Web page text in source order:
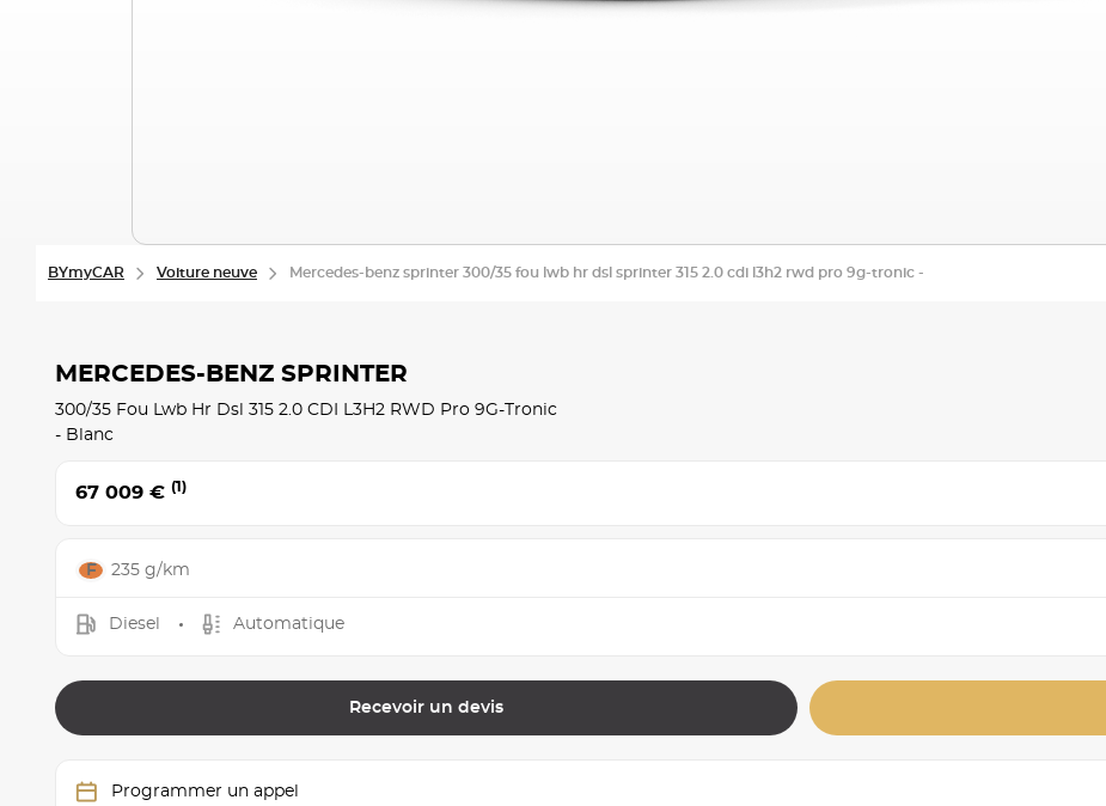
BYmyCAR Voiture neuve Mercedes-benz sprinter 300/35 fou lwb hr dsl sprinter 315 2.0 cdi l3h2 rwd pro 9g-tronic -
MERCEDES-BENZ SPRINTER
300/35 Fou Lwb Hr Dsl 315 2.0 CDI L3H2 RWD Pro 9G-Tronic
- Blanc
67 009 € (1)
235 g/km
Diesel Automatique
Recevoir un devis
Programmer un appel